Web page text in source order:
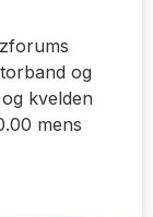
og
kvelden
mens